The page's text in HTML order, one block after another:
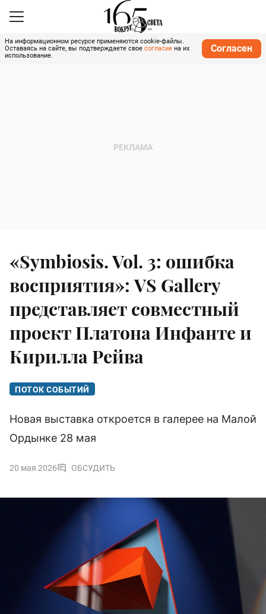
На информационном ресурсе применяются cookie-файлы.
Оставаясь на сайте, вы подтверждаете свое согласие на их
использование.
Согласен
«Symbiosis. Vol. 3: ошибка
восприятия»: VS Gallery
представляет совместный
проект Платона Инфанте и
Кирилла Рейва
ПОТОК СОБЫТИЙ
Новая выставка откроется в галерее на Малой
Ордынке 28 мая
20 мая 2026 ОБСУДИТЬ